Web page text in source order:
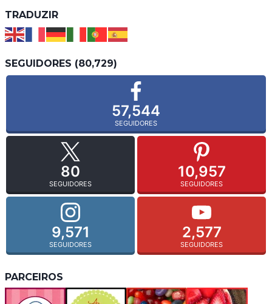
TRADUZIR
SEGUIDORES (80,729)
57,544
SEGUIDORES
80
SEGUIDORES
10,957
SEGUIDORES
9,571
SEGUIDORES
2,577
SEGUIDORES
PARCEIROS